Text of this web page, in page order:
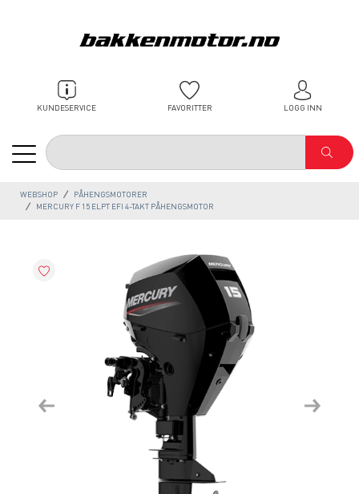
KUNDESERVICE FAVORITTER LOGG INN
WEBSHOP
PÅHENGSMOTORER
MERCURY F 15 ELPT EFI 4-TAKT PÅHENGSMOTOR
Previous Next